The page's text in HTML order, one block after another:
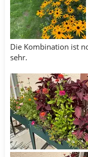
Die Kombination ist
sehr.